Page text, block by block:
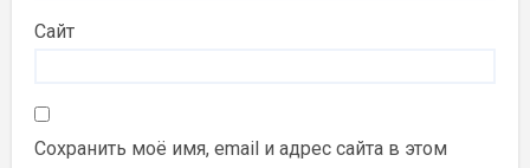
Сайт
Сохранить моё имя, email и адрес сайта в этом